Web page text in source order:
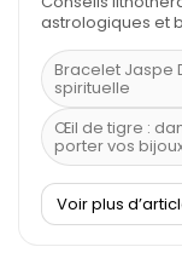
astrologiques et
Bracelet Jaspe
spirituelle
Œil de tigre :
porter vos
À quel poignet
Découvrez le
Voir plus